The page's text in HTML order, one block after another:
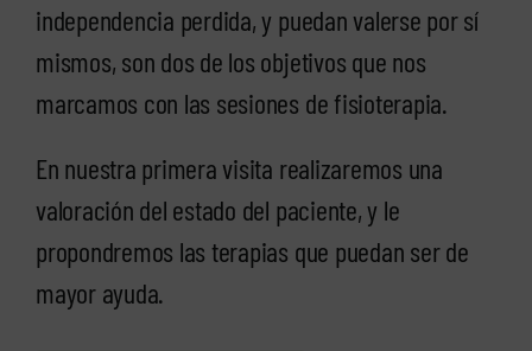
independencia perdida, y puedan valerse por sí
mismos, son dos de los objetivos que nos
marcamos con las sesiones de fisioterapia.
En nuestra primera visita realizaremos una
valoración del estado del paciente, y le
propondremos las terapias que puedan ser de
mayor ayuda.